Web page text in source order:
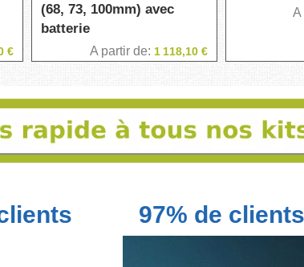
€
(68, 73, 100mm) avec
batterie
A partir de 1 118,10 €
A
97% de